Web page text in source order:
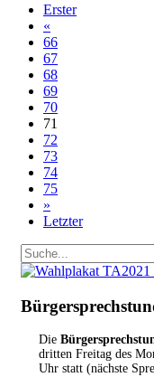
Erster
«
66
67
68
69
70
71
72
73
74
75
»
Letzter
Die
dritten Freitag des
Uhr statt (nächste